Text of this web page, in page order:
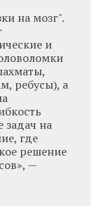
на мозг".
и
ребусы), а
на
где
решение
—